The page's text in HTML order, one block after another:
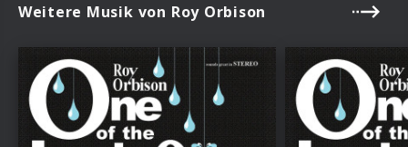
Weitere Musik von Roy Orbison